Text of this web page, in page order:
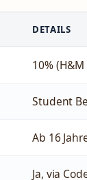
DETAILS
10%
Student
Ab 16
Ja, via